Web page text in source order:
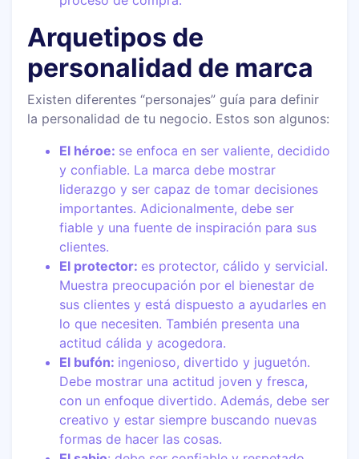
Arquetipos de
personalidad de marca
Existen diferentes “personajes” guía para definir
la personalidad de tu negocio. Estos son algunos:
El héroe: se enfoca en ser valiente, decidido
y confiable. La marca debe mostrar
liderazgo y ser capaz de tomar decisiones
importantes. Adicionalmente, debe ser
fiable y una fuente de inspiración para sus
clientes.
El protector: es protector, cálido y servicial.
Muestra preocupación por el bienestar de
sus clientes y está dispuesto a ayudarles en
lo que necesiten. También presenta una
actitud cálida y acogedora.
El bufón: ingenioso, divertido y juguetón.
Debe mostrar una actitud joven y fresca,
con un enfoque divertido. Además, debe ser
creativo y estar siempre buscando nuevas
formas de hacer las cosas.